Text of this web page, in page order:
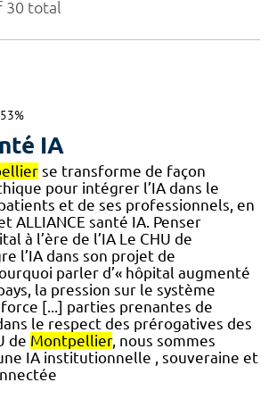
30 total
53%
IA
se transforme de façon
pour intégrer l’IA dans le
et de ses professionnels, en
ALLIANCE santé IA. Penser
à l’ère de l’IA Le CHU de
l’IA dans son projet de
parler d’« hôpital augmenté
la pression sur le système
[...] parties prenantes de
le respect des prérogatives des
de Montpellier, nous sommes
IA institutionnelle , souveraine et